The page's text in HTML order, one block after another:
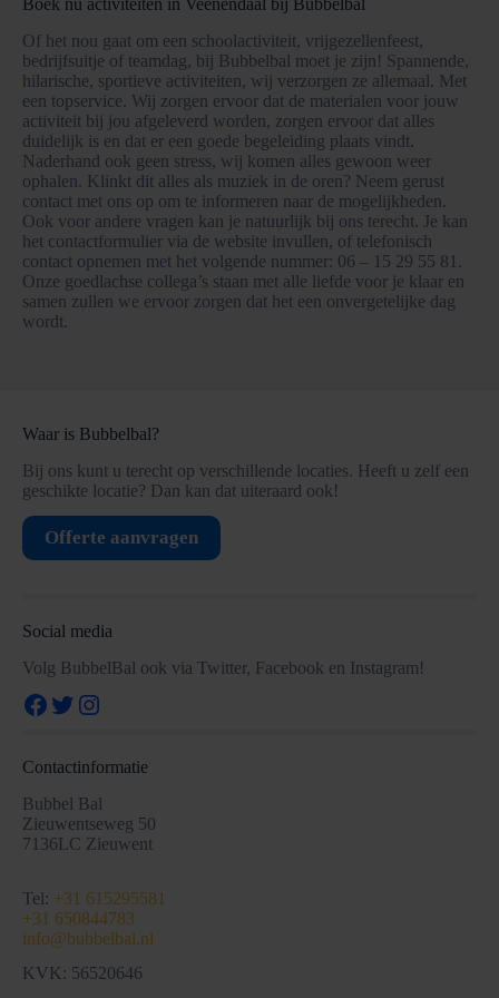
Boek nu activiteiten in Veenendaal bij Bubbelbal
Of het nou gaat om een schoolactiviteit, vrijgezellenfeest,
bedrijfsuitje of teamdag, bij Bubbelbal moet je zijn! Spannende,
hilarische, sportieve activiteiten, wij verzorgen ze allemaal. Met
een topservice. Wij zorgen ervoor dat de materialen voor jouw
activiteit bij jou afgeleverd worden, zorgen ervoor dat alles
duidelijk is en dat er een goede begeleiding plaats vindt.
Naderhand ook geen stress, wij komen alles gewoon weer
ophalen. Klinkt dit alles als muziek in de oren? Neem gerust
contact met ons op om te informeren naar de mogelijkheden.
Ook voor andere vragen kan je natuurlijk bij ons terecht. Je kan
het contactformulier via de website invullen, of telefonisch
contact opnemen met het volgende nummer: 06 – 15 29 55 81.
Onze goedlachse collega’s staan met alle liefde voor je klaar en
samen zullen we ervoor zorgen dat het een onvergetelijke dag
wordt.
Waar is Bubbelbal?
Bij ons kunt u terecht op verschillende locaties. Heeft u zelf een
geschikte locatie? Dan kan dat uiteraard ook!
Offerte aanvragen
Social media
Volg BubbelBal ook via Twitter, Facebook en Instagram!
Facebook
Twitter
Instagram
Contactinformatie
Bubbel Bal
Zieuwentseweg 50
7136LC Zieuwent
Tel: +31 615295581
+31 650844783
info@bubbelbal.nl
KVK: 56520646